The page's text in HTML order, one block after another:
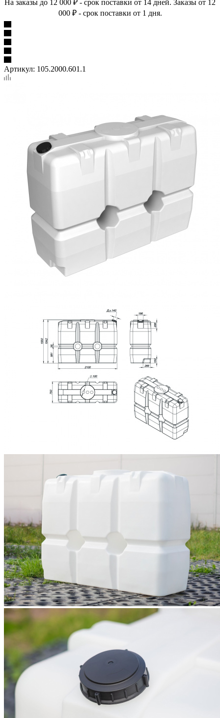
На заказы до 12 000 ₽ - срок поставки от 14 дней. Заказы от 12
000 ₽ - срок поставки от 1 дня.
Артикул: 105.2000.601.1